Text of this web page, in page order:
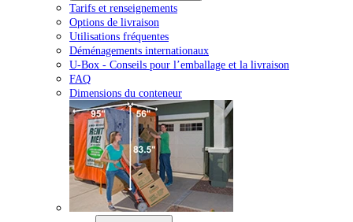
Tarifs et renseignements
Options de livraison
Utilisations fréquentes
Déménagements internationaux
U-Box - Conseils pour l’emballage et la livraison
FAQ
Dimensions du conteneur